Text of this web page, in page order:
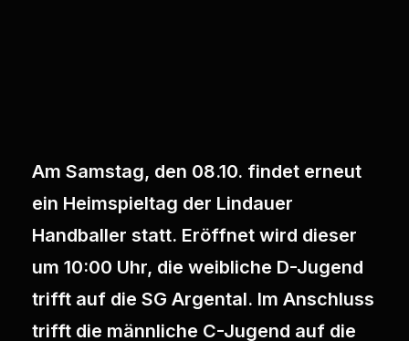
Am Samstag, den 08.10. findet erneut
ein Heimspieltag der Lindauer
Handballer statt. Eröffnet wird dieser
um 10:00 Uhr, die weibliche D-Jugend
trifft auf die SG Argental. Im Anschluss
trifft die männliche C-Jugend auf die